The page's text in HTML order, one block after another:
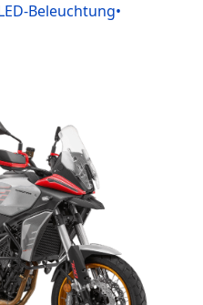
Beleuchtung•